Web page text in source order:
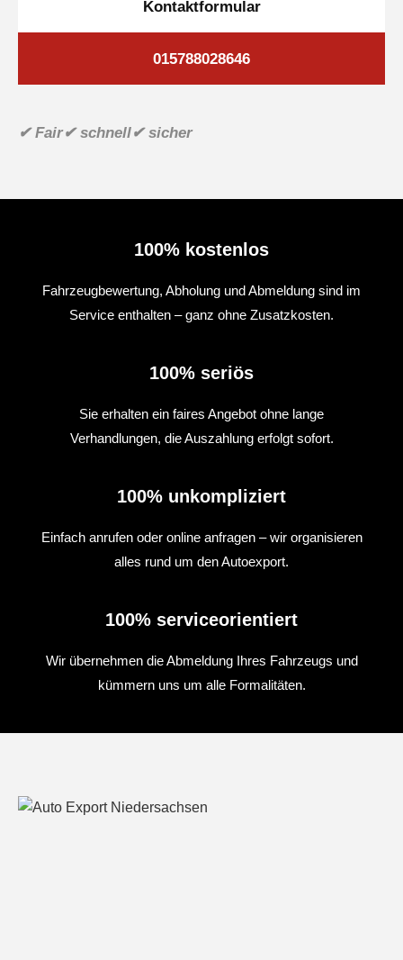
Kontaktformular
015788028646
✔ Fair✔ schnell✔ sicher
100% kostenlos
Fahrzeugbewertung, Abholung und Abmeldung sind im
Service enthalten – ganz ohne Zusatzkosten.
100% seriös
Sie erhalten ein faires Angebot ohne lange
Verhandlungen, die Auszahlung erfolgt sofort.
100% unkompliziert
Einfach anrufen oder online anfragen – wir organisieren
alles rund um den Autoexport.
100% serviceorientiert
Wir übernehmen die Abmeldung Ihres Fahrzeugs und
kümmern uns um alle Formalitäten.